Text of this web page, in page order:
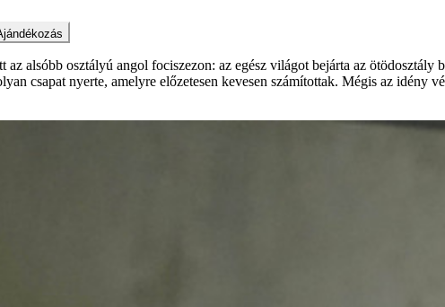
az alsóbb osztályú angol fociszezon: az egész világot bejárta az
csapat nyerte, amelyre előzetesen kevesen számítottak. Mégis az idény